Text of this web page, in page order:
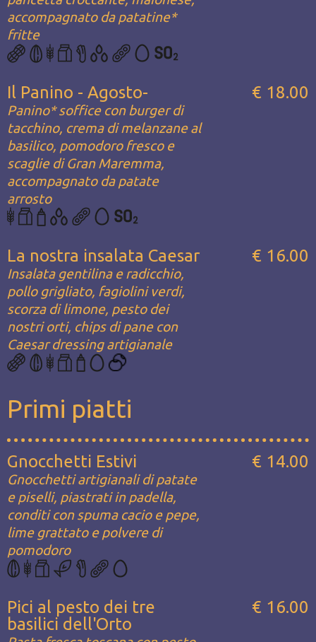
accompagnato da patatine*
fritte
Il Panino - Agosto-
Panino* soffice con burger di
tacchino, crema di melanzane al
basilico, pomodoro fresco e
scaglie di Gran Maremma,
accompagnato da patate
arrosto
€ 18.00
La nostra insalata Caesar
Insalata gentilina e radicchio,
pollo grigliato, fagiolini verdi,
scorza di limone, pesto dei
nostri orti, chips di pane con
Caesar dressing artigianale
€ 16.00
Primi piatti
Gnocchetti Estivi
Gnocchetti artigianali di patate
e piselli, piastrati in padella,
conditi con spuma cacio e pepe,
lime grattato e polvere di
pomodoro
€ 14.00
Pici al pesto dei tre
basilici dell'Orto
€ 16.00